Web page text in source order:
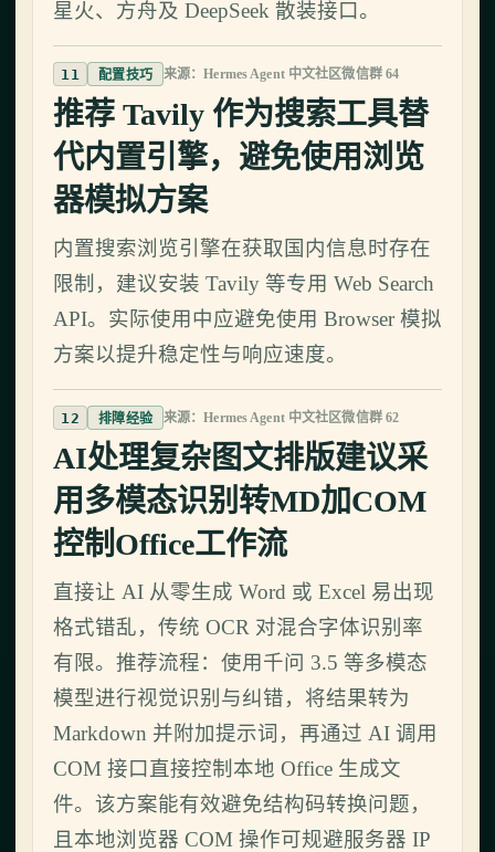
星火、方舟及 DeepSeek 散装接口。
11 配置技巧 来源：Hermes Agent 中文社区微信群 64
推荐 Tavily 作为搜索工具替
代内置引擎，避免使用浏览
器模拟方案
内置搜索浏览引擎在获取国内信息时存在
限制，建议安装 Tavily 等专用 Web Search
API。实际使用中应避免使用 Browser 模拟
方案以提升稳定性与响应速度。
12 排障经验 来源：Hermes Agent 中文社区微信群 62
AI处理复杂图文排版建议采
用多模态识别转MD加COM
控制Office工作流
直接让 AI 从零生成 Word 或 Excel 易出现
格式错乱，传统 OCR 对混合字体识别率
有限。推荐流程：使用千问 3.5 等多模态
模型进行视觉识别与纠错，将结果转为
Markdown 并附加提示词，再通过 AI 调用
COM 接口直接控制本地 Office 生成文
件。该方案能有效避免结构码转换问题，
且本地浏览器 COM 操作可规避服务器 IP